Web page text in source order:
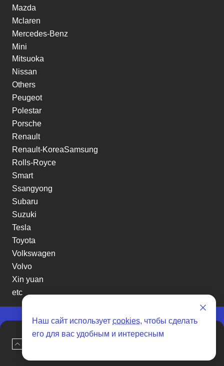
Mazda
Mclaren
Mercedes-Benz
Mini
Mitsuoka
Nissan
Others
Peugeot
Polestar
Porsche
Renault
Renault-KoreaSamsung
Rolls-Royce
Smart
Ssangyong
Subaru
Suzuki
Tesla
Toyota
Volkswagen
Volvo
Xin yuan
etc
Отзывы о SENAT CARS
Наш сайт использует cookies, чтобы сделать
его для вас удобным и интересным